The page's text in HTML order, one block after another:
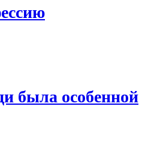
была особенной